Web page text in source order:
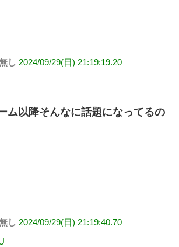
し 2024/09/29(日) 21:19:19.20
ム以降そんなに話題になってるの
し 2024/09/29(日) 21:19:40.70